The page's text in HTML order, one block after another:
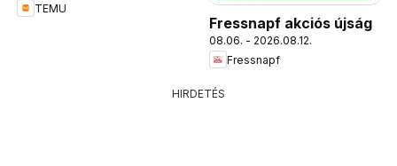
TEMU
Fressnapf akciós újság
08.06. - 2026.08.12.
Fressnapf
HIRDETÉS